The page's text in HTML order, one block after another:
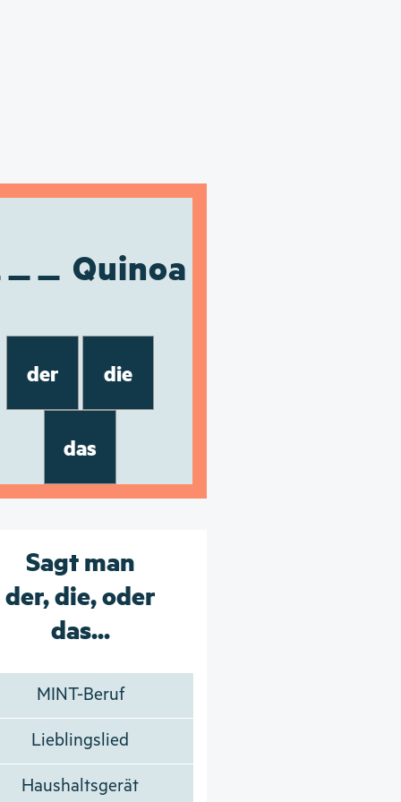
Quinoa
der die
das
Sagt man
der, die, oder
das...
MINT-Beruf
Lieblingslied
Haushaltsgerät